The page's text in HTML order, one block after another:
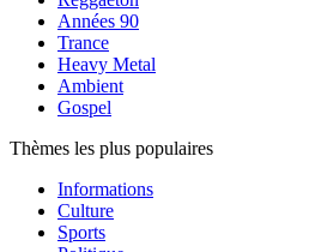
Années 90
Trance
Heavy Metal
Ambient
Gospel
Thèmes les plus populaires
Informations
Culture
Sports